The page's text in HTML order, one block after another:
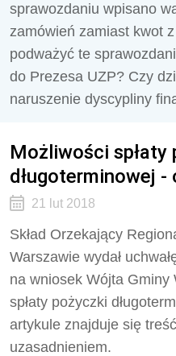
sprawozdaniu wpisano
zamówień zamiast kwot
podważyć te
do Prezesa UZP? Czy
naruszenie dyscypliny
Możliwości spłaty
długoterminowej -
21 lut 2018
Skład Orzekający
Warszawie wydał
na wniosek Wójta Gminy
spłaty pożyczki
artykule znajduje się
uzasadnieniem.